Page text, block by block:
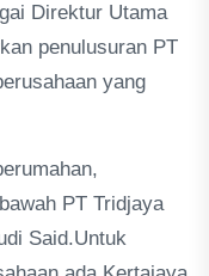
Direktur Utama
penulusuran PT
yang
PT Tridjaya
Said.Untuk